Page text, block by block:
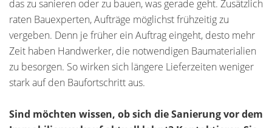
das zu sanieren oder zu bauen, was gerade geht. Zusätzlich
raten Bauexperten, Aufträge möglichst frühzeitig zu
vergeben. Denn je früher ein Auftrag eingeht, desto mehr
Zeit haben Handwerker, die notwendigen Baumaterialien
zu besorgen. So wirken sich längere Lieferzeiten weniger
stark auf den Baufortschritt aus.
Sind möchten wissen, ob sich die Sanierung vor dem